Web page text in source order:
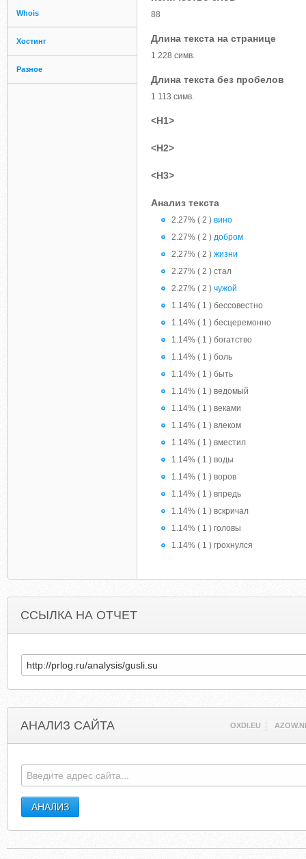
Whois
Хостинг
Разное
88
Длина текста на странице
1 228 симв.
Длина текста без пробелов
1 113 симв.
<H1>
<H2>
<H3>
Анализ текста
2.27% ( 2 ) вино
2.27% ( 2 ) добром
2.27% ( 2 ) жизни
2.27% ( 2 ) стал
2.27% ( 2 ) чужой
1.14% ( 1 ) бессовестно
1.14% ( 1 ) бесцеремонно
1.14% ( 1 ) богатство
1.14% ( 1 ) боль
1.14% ( 1 ) быть
1.14% ( 1 ) ведомый
1.14% ( 1 ) веками
1.14% ( 1 ) влеком
1.14% ( 1 ) вместил
1.14% ( 1 ) воды
1.14% ( 1 ) воров
1.14% ( 1 ) впредь
1.14% ( 1 ) вскричал
1.14% ( 1 ) головы
1.14% ( 1 ) грохнулся
ССЫЛКА НА ОТЧЕТ
АНАЛИЗ САЙТА OXDI.EU